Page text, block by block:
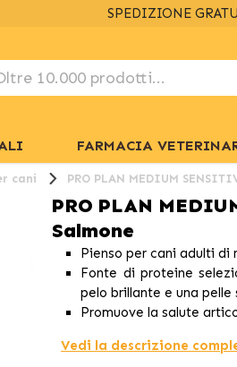
SPEDIZIONE
FARMACIA
cani PRO PLAN MEDIUM
PRO PLAN
Salmone
Pienso per cani adulti di
Fonte di proteine
pelo brillante e una pelle
Promuove la salute
Vedi la descrizione